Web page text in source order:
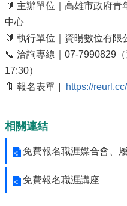
🔰 主辦單位｜高雄市政府
中心
🔰 執行單位｜資暘數位有限
📞 洽詢專線｜07-7990829
17:30）
🔖 報名表單
https://
相關連結
免費報名職涯媒合會、
免費報名職涯講座